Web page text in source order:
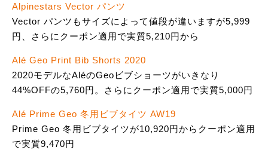
Alpinestars Vector パンツ
Vector パンツもサイズによって値段が違いますが5,999
円、さらにクーポン適用で実質5,210円から
Alé Geo Print Bib Shorts 2020
2020モデルなAléのGeoビブショーツがいきなり
44%OFFの5,760円。さらにクーポン適用で実質5,000円
Alé Prime Geo 冬用ビブタイツ AW19
Prime Geo 冬用ビブタイツが10,920円からクーポン適用
で実質9,470円